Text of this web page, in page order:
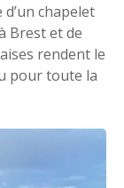
chapelet
Brest et de
rendent le
pour toute la